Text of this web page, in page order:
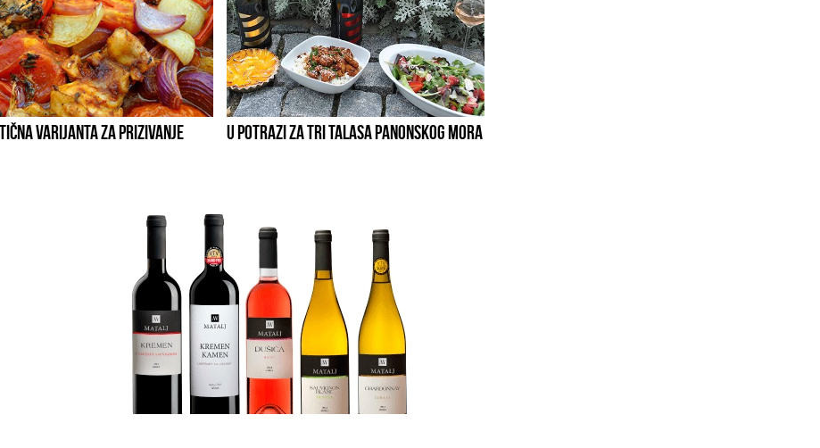
VARIJANTA ZA PRIZIVANJE
U POTRAZI ZA TRI TALASA PANONSKOG MORA